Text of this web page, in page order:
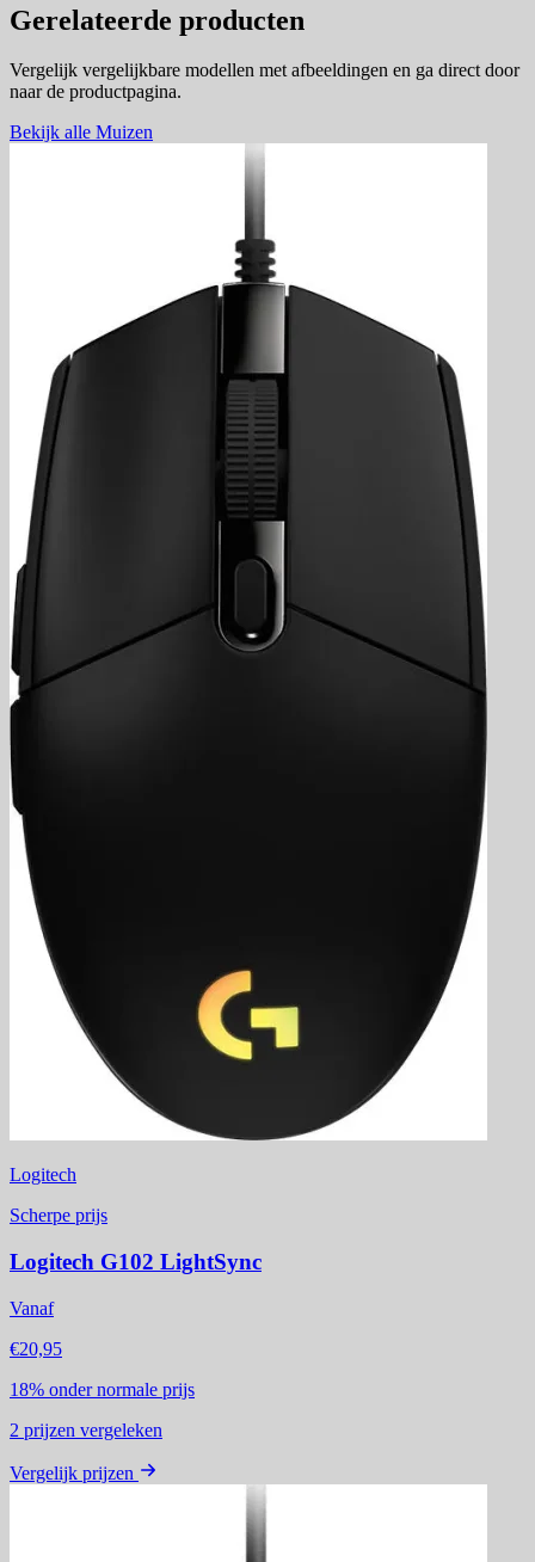
Gerelateerde producten
Vergelijk vergelijkbare modellen met afbeeldingen en ga direct door
naar de productpagina.
Bekijk alle Muizen
Logitech
Scherpe prijs
Logitech G102 LightSync
Vanaf
€20,95
18% onder normale prijs
2 prijzen vergeleken
Vergelijk prijzen